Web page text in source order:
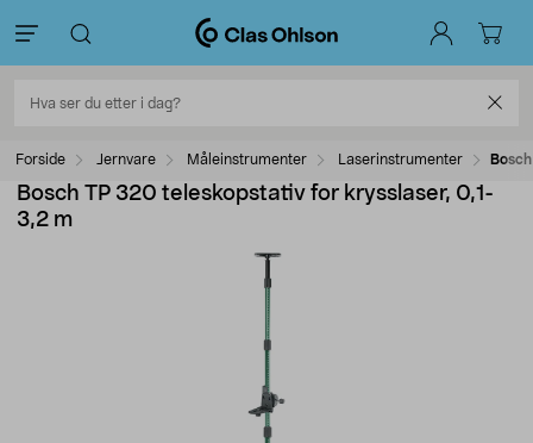
Forside Jernvare Måleinstrumenter Laserinstrumenter
Bosch TP 320 teleskopstativ for krysslaser, 0,1-
3,2 m